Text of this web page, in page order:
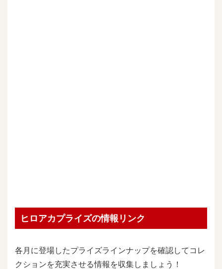
ヒロアカプライズの情報リンク
各月に登場したプライズラインナップを確認してコレ
クションを充実させる情報を収集しましょう！